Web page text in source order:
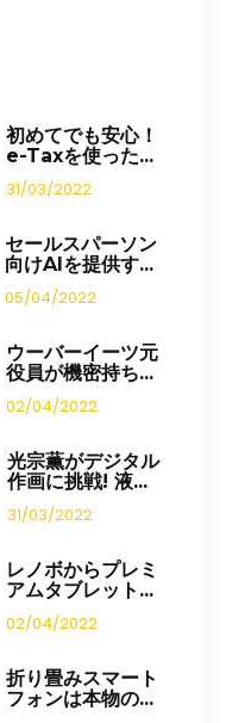
初めてでも安心！
e-Taxを使った...
31/03/2022
セールスパーソン
向けAIを提供す...
05/04/2022
ウーバーイーツ元
役員が機密持ち...
02/04/2022
光宗薫がデジタル
作画に挑戦! 液...
31/03/2022
レノボからプレミ
アムタブレット...
02/04/2022
折り畳みスマート
フォンは本物の...